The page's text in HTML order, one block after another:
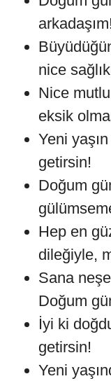
arkadaşım!
nice
Nice
eksik
Yeni
getirsin!
Doğum
Hep en
dileğiyle,
Sana
Doğum
İyi ki
getirsin!
Yeni